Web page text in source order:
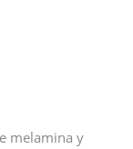
melamina y